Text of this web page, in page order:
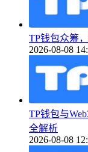
TP钱包众筹
2026-08-08
TP钱包与
全解析
2026-08-08